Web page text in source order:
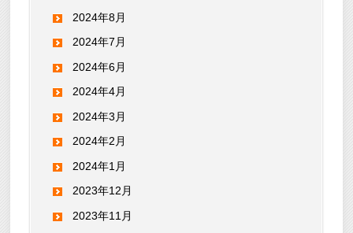
2024年8月
2024年7月
2024年6月
2024年4月
2024年3月
2024年2月
2024年1月
2023年12月
2023年11月